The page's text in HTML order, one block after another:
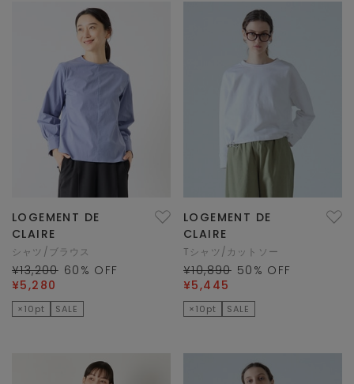
LOGEMENT DE
CLAIRE
シャツ/ブラウス
¥13,200 60 % OFF
¥5,280
×10pt SALE
LOGEMENT DE
CLAIRE
Tシャツ/カットソー
¥10,890 50 % OFF
¥5,445
×10pt SALE